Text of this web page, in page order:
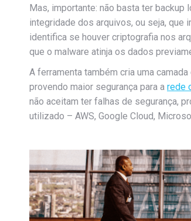
Mas, importante: não basta ter backup
integridade dos arquivos, ou seja, que
identifica se houver criptografia nos
que o malware atinja os dados
A ferramenta também cria uma
provendo maior segurança para a rede
não aceitam ter falhas de segurança,
utilizado – AWS, Google Cloud,